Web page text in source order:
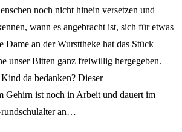
noch nicht hinein versetzen und
wann es angebracht ist, sich für etwas
Dame an der Wursttheke hat das Stück
unser Bitten ganz freiwillig hergegeben.
da bedanken? Dieser
Gehirn ist noch in Arbeit und dauert im
an…